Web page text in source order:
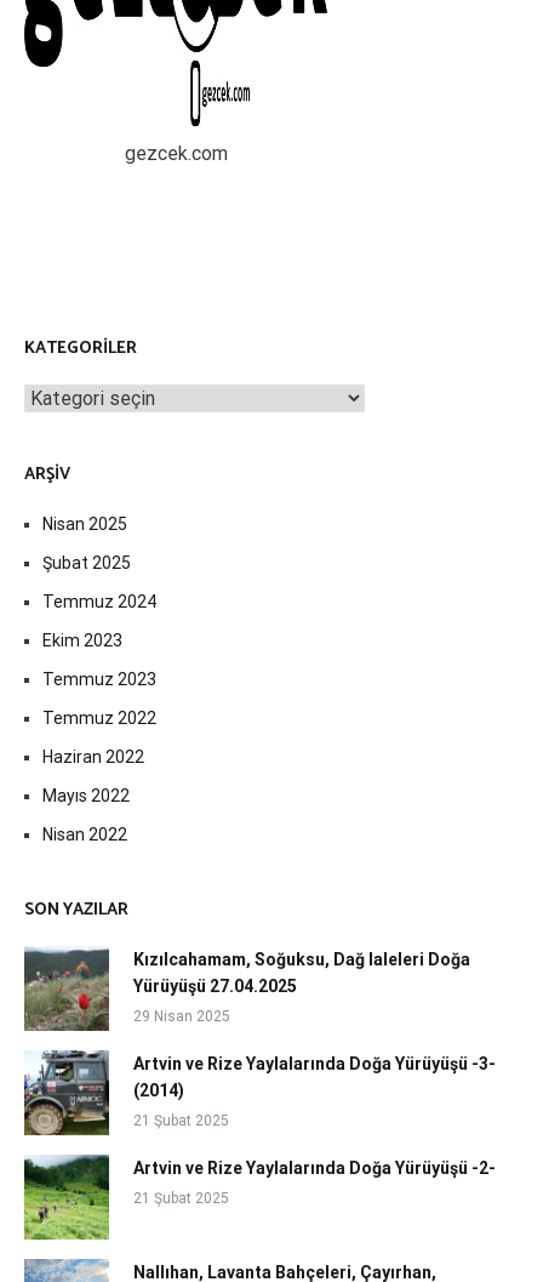
gezcek.com
KATEGORILER
Kategoriler
ARŞIV
Nisan 2025
Şubat 2025
Temmuz 2024
Ekim 2023
Temmuz 2023
Temmuz 2022
Haziran 2022
Mayıs 2022
Nisan 2022
SON YAZILAR
Kızılcahamam, Soğuksu, Dağ laleleri Doğa
Yürüyüşü 27.04.2025
29 Nisan 2025
Artvin ve Rize Yaylalarında Doğa Yürüyüşü -3-
(2014)
21 Şubat 2025
Artvin ve Rize Yaylalarında Doğa Yürüyüşü -2-
21 Şubat 2025
Nallıhan, Lavanta Bahçeleri, Çayırhan,